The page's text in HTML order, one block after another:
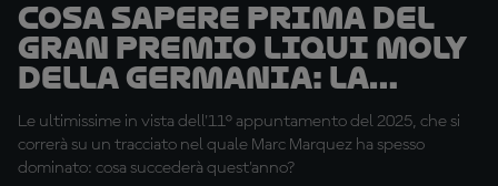
Cosa sapere prima del
Gran Premio Liqui Moly
della Germania: la
guida totale
Le ultimissime in vista dell'11° appuntamento del 2025, che si
correrà su un tracciato nel quale Marc Marquez ha spesso
dominato: cosa succederà quest'anno?